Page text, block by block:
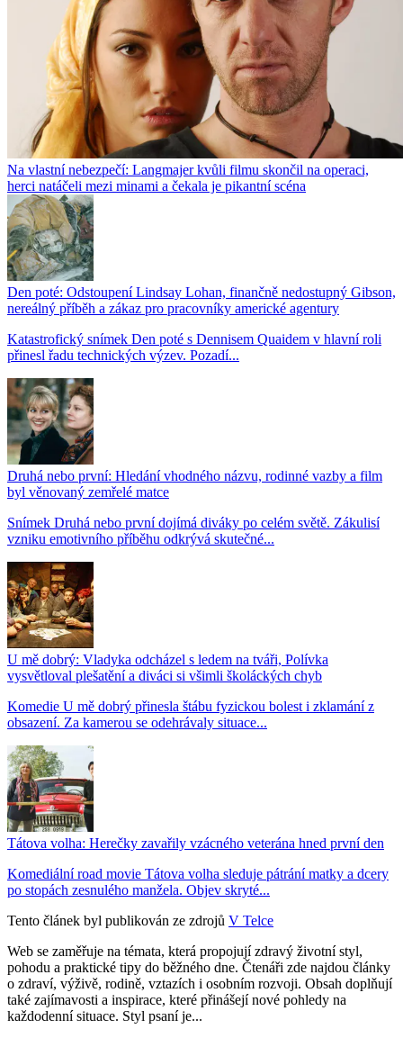
Na vlastní nebezpečí: Langmajer kvůli filmu skončil na operaci,
herci natáčeli mezi minami a čekala je pikantní scéna
Den poté: Odstoupení Lindsay Lohan, finančně nedostupný Gibson,
nereálný příběh a zákaz pro pracovníky americké agentury
Katastrofický snímek Den poté s Dennisem Quaidem v hlavní roli
přinesl řadu technických výzev. Pozadí...
Druhá nebo první: Hledání vhodného názvu, rodinné vazby a film
byl věnovaný zemřelé matce
Snímek Druhá nebo první dojímá diváky po celém světě. Zákulisí
vzniku emotivního příběhu odkrývá skutečné...
U mě dobrý: Vladyka odcházel s ledem na tváři, Polívka
vysvětloval plešatění a diváci si všimli školáckých chyb
Komedie U mě dobrý přinesla štábu fyzickou bolest i zklamání z
obsazení. Za kamerou se odehrávaly situace...
Tátova volha: Herečky zavařily vzácného veterána hned první den
Komediální road movie Tátova volha sleduje pátrání matky a dcery
po stopách zesnulého manžela. Objev skryté...
Tento článek byl publikován ze zdrojů V Telce
Web se zaměřuje na témata, která propojují zdravý životní styl,
pohodu a praktické tipy do běžného dne. Čtenáři zde najdou články
o zdraví, výživě, rodině, vztazích i osobním rozvoji. Obsah doplňují
také zajímavosti a inspirace, které přinášejí nové pohledy na
každodenní situace. Styl psaní je...